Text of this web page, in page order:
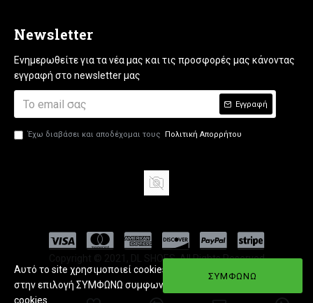
Newsletter
Ενημερωθείτε για τα νέα μας και τις προσφορές μας κάνοντας
εγγραφή στο newsletter μας
Εγγραφή
Έχω διαβάσει και αποδέχομαι τους Πολιτική Απορρήτου
Copyright © 2021, DL SHOES, All Rights Reserved
ΣΥΜΦΩΝΩ
Αυτό το site χρησιμοποιεί cookies. Εφόσον πατήσετε
στην επιλογή ΣΥΜΦΩΝΩ συμφωνείτε με την χρήση
cookies.